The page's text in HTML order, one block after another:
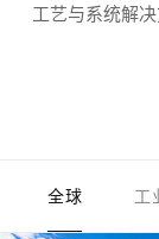
工艺与系统解
全球 工